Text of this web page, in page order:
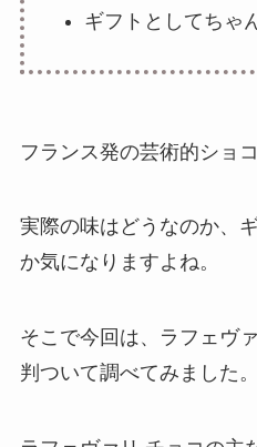
ギフトとしてちゃ
フランス発の芸術的ショ
実際の味はどうなのか、
か気になりますよね。
そこで今回は、ラフェヴ
判ついて調べてみました。